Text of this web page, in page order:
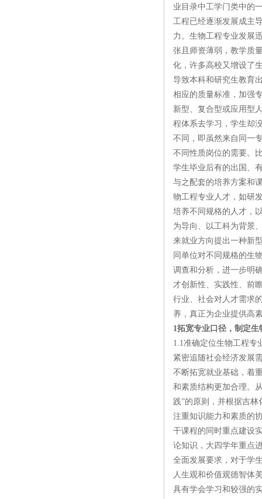
业目录中工学门类中的
工程已经逐渐发展成主
力。生物工程专业发展
张且师资薄弱，教学质
化，许多高校又增设了
导致本科和研究生教育
相应的质量标准，加强
新型、复合型或应用型
程体系去学习，学生却
不同，即虽然来自同一
不同性质岗位的需要。
学生毕业后有的出国、
与之配套的培养方案和
物工程专业人才，如研
培养不同规格的人才，
为导向、以工科为背景
来就业方向提出一种新
同单位对不同规格的生
调查和分析，进一步明
才创新性、实践性、前
行业、社会对人才需求
养，真正为企业提供高
1拓宽专业口径，制定
1.1准确定位生物工程专
紧密追随社会经济发展
不断拓宽就业基础，着
和素质结构更加合理。
践”的原则，并根据吉
注重知识能力和素质的
干课程的同时重点建设
论知识，大四学年重点
全面发展要求，对于学
人生观和价值观德智体
具有学会学习和较强的